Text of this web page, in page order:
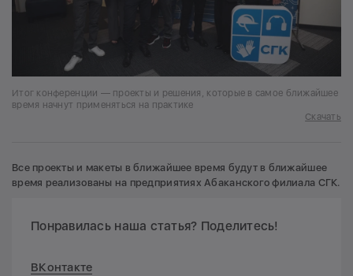
Итог конференции — проекты и решения, которые в самое ближайшее
время начнут применяться на практике
Скачать
Все проекты и макеты в ближайшее время будут в ближайшее
время реализованы на предприятиях Абаканского филиала СГК.
Понравилась наша статья? Поделитесь!
ВКонтакте